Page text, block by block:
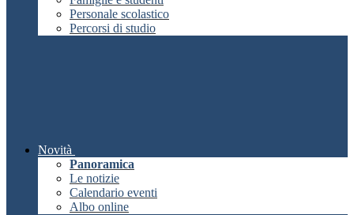
Personale scolastico
Percorsi di studio
Novità
Panoramica
Le notizie
Calendario eventi
Albo online